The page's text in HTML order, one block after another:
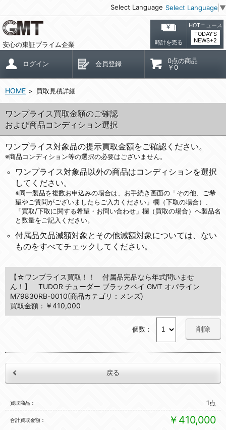
Select Language Select Language ▼
安心の東証プライム企業 時計を売る
HOTニュース
TODAY'S
NEWS+2
ログイン 会員登録
0点の商品
￥0
HOME 買取見積詳細
ワンプライス買取金額のご確認
および商品コンディション選択
ワンプライス対象品の提示買取金額をご確認ください。
※商品コンディション等の選択の必要はございません。
ワンプライス対象品以外の商品はコンディションを選択
してください。
※同一製品を複数お申込みの場合は、お手続き画面の「その他、ご希
望やご質問がございましたらご入力ください」欄（下取の場合）、
「買取/下取に関する希望・お問い合わせ」欄（買取の場合）へ製品名
と数量をご記入ください。
付属品欠品減額対象とその他減額対象については、ない
ものをすべてチェックしてください。
【☆ワンプライス買取！！ 付属品完品なら年式問いませ
ん！】 TUDOR チューダー ブラックベイ GMT オパライン
M79830RB-0010(商品カテゴリ：メンズ)
買取金額：￥410,000
個数： 削除
買取商品 1点
合計買取金額 ￥410,000